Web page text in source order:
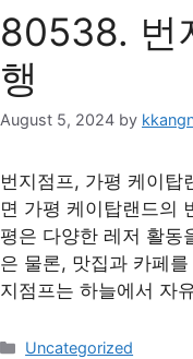
80538. 번
행
August 5, 2024 by
번지점프, 가평 케이탑
면 가평 케이탑랜드의
평은 다양한 레저 활동
은 물론, 맛집과 카페
지점프는 하늘에서 자
Categories
Uncategorized